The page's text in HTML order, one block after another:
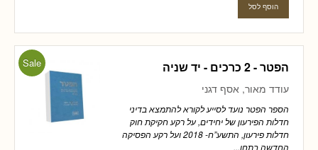
Sale הפטר - 2 כרכים - יד שניה
עודד מאור, אסף דגני
הספר הפטר נועד לסייע לקורא להתמצא בדיני
חדלות הפירעון של יחידים, על רקע חקיקת חוק
חדלות פירעון, התשע”ח- 2018 ועל רקע הפסיקה
החדשה בתחו...